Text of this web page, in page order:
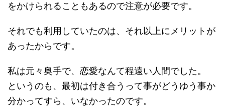
をかけられることもあるので注意が必要です。
それでも利用していたのは、それ以上にメリットが
あったからです。
私は元々奥手で、恋愛なんて程遠い人間でした。
というのも、最初は付き合うって事がどうゆう事か
分かってすら、いなかったのです。